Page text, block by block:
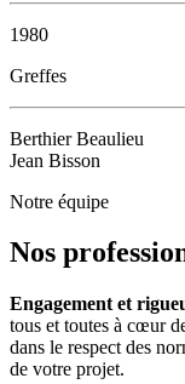
1980
Greffes
Berthier Beaulieu
Jean Bisson
Notre équipe
Nos
Engagement et
tous et toutes à cœur
dans le respect des
de votre projet.